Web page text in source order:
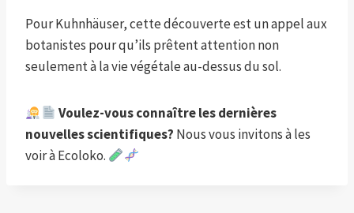
Pour Kuhnhäuser, cette découverte est un appel aux
botanistes pour qu’ils prêtent attention non
seulement à la vie végétale au-dessus du sol.
Voulez-vous connaître les dernières
nouvelles scientifiques? Nous vous invitons à les
voir à Ecoloko.